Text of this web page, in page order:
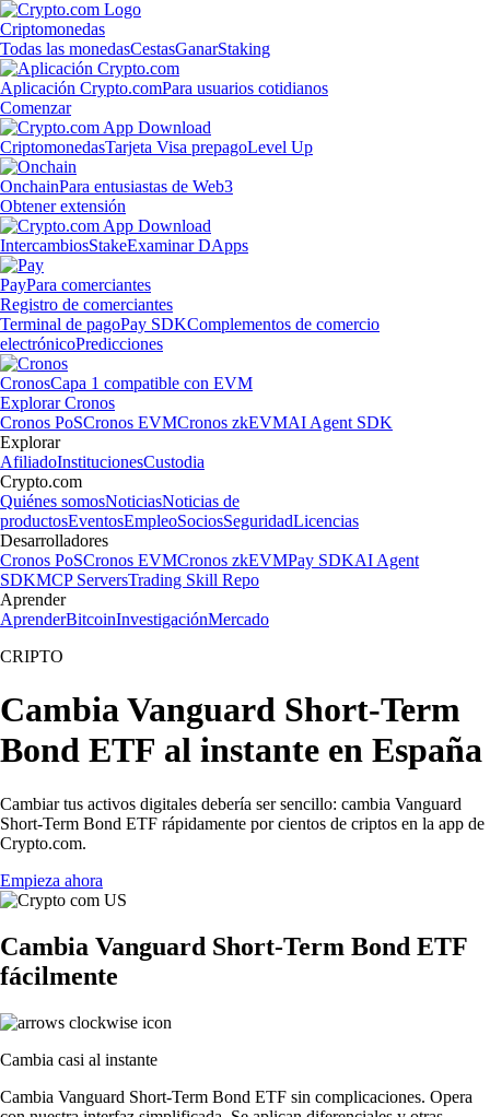
Criptomonedas
Todas las monedasCestasGanarStaking
Aplicación Crypto.comPara usuarios cotidianos
Comenzar
CriptomonedasTarjeta Visa prepagoLevel Up
OnchainPara entusiastas de Web3
Obtener extensión
IntercambiosStakeExaminar DApps
PayPara comerciantes
Registro de comerciantes
Terminal de pagoPay SDKComplementos de comercio
electrónicoPredicciones
CronosCapa 1 compatible con EVM
Explorar Cronos
Cronos PoSCronos EVMCronos zkEVMAI Agent SDK
Explorar
AfiliadoInstitucionesCustodia
Crypto.com
Quiénes somosNoticiasNoticias de
productosEventosEmpleoSociosSeguridadLicencias
Desarrolladores
Cronos PoSCronos EVMCronos zkEVMPay SDKAI Agent
SDKMCP ServersTrading Skill Repo
Aprender
AprenderBitcoinInvestigaciónMercado
CRIPTO
Cambia Vanguard Short-Term
Bond ETF al instante en España
Cambiar tus activos digitales debería ser sencillo: cambia Vanguard
Short-Term Bond ETF rápidamente por cientos de criptos en la app de
Crypto.com.
Empieza ahora
Cambia Vanguard Short-Term Bond ETF
fácilmente
Cambia casi al instante
Cambia Vanguard Short-Term Bond ETF sin complicaciones. Opera